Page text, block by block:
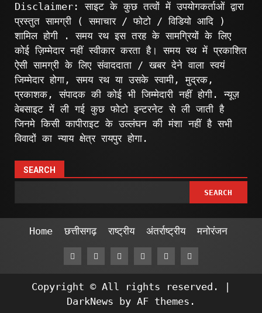
Disclaimer: साइट के कुछ तत्वों में उपयोगकर्ताओं द्वारा
प्रस्तुत सामग्री ( समाचार / फोटो / विडियो आदि )
शामिल होगी . समय रथ इस तरह के सामग्रियों के लिए
कोई ज़िम्मेदार नहीं स्वीकार करता है। समय रथ में प्रकाशित
ऐसी सामग्री के लिए संवाददाता / खबर देने वाला स्वयं
जिम्मेदार होगा, समय रथ या उसके स्वामी, मुद्रक,
प्रकाशक, संपादक की कोई भी जिम्मेदारी नहीं होगी. न्यूज़
वेबसाइट में ली गई कुछ फोटो इन्टरनेट से ली जाती है
जिनमे किसी कापीराइट के उल्लंघन की मंशा नहीं है सभी
विवादों का न्याय क्षेत्र रायपुर होगा.
SEARCH
SEARCH
Home छत्तीसगढ़ राष्ट्रीय अंतर्राष्ट्रीय मनोरंजन
FacebookTwitterLinkedin
VK YoutubeInstagram
Copyright © All rights reserved.
DarkNews by AF themes.